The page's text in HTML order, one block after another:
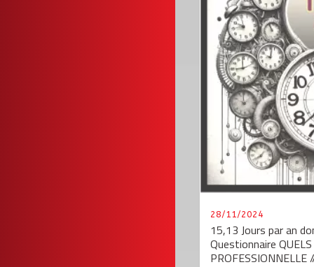
28/11/2024
15,13 Jours par an
Questionnaire
PROFESSIONNELLE